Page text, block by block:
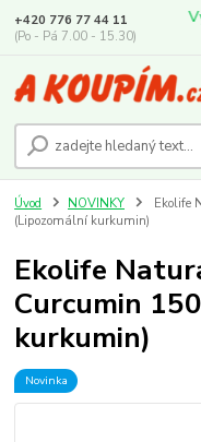
+420 776 77 44 11
(Po - Pá 7.00 - 15.30)
Úvod NOVINKY
Ekolife
(Lipozomální kurkumin)
Ekolife
Curcumin
kurkumin)
Novinka